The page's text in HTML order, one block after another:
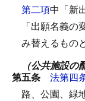
第二項中「新
「出願名義
み替えるもの
（公共施設
第五条 法第四
路、公園、緑